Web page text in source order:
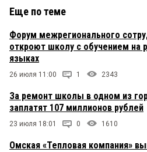
Еще по теме
Форум межрегионального
откроют школу с обучением на
языках
26 июля 11:00 1 2343
За ремонт школы в одном из
заплатят 107 миллионов рублей
23 июля 18:01 0 1610
Омская «Тепловая компания»